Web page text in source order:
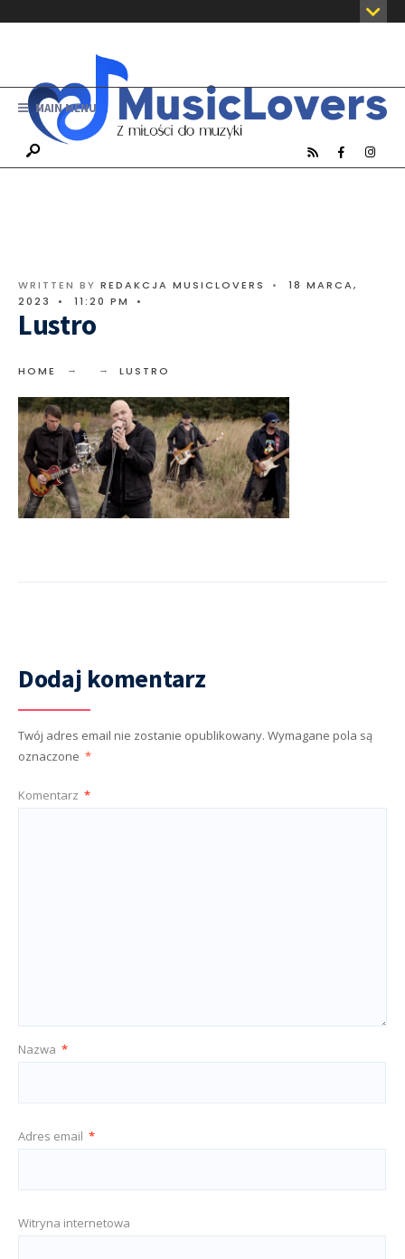
MAIN MENU
WRITTEN BY REDAKCJA MUSICLOVERS •
18 MARCA,
2023
• 11:20 PM •
Lustro
HOME LUSTRO
Dodaj komentarz
Twój adres email nie zostanie opublikowany. Wymagane pola są
oznaczone *
Komentarz *
Nazwa *
Adres email *
Witryna internetowa